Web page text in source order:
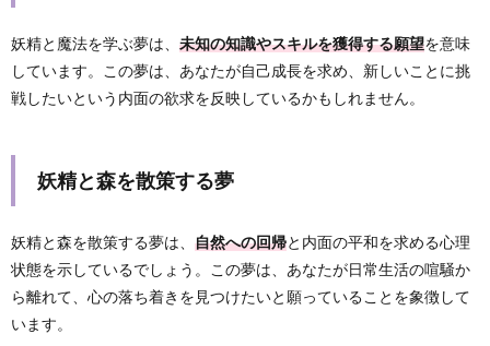
妖精と魔法を学ぶ夢は、 未知の知識やスキルを獲得する願望を意味
しています。この夢は、あなたが自己成長を求め、新しいことに挑
戦したいという内面の欲求を反映しているかもしれません。
妖精と森を散策する夢
妖精と森を散策する夢は、 自然への回帰と内面の平和を求める心理
状態を示しているでしょう。この夢は、あなたが日常生活の喧騒か
ら離れて、心の落ち着きを見つけたいと願っていることを象徴して
います。